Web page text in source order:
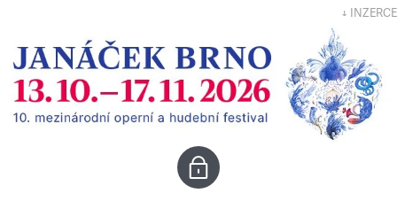
↓ INZERCE